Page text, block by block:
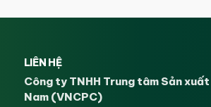
LIÊN HỆ
Công ty TNHH Trung tâm Sản
Nam (VNCPC)